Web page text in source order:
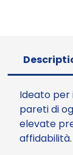
Ideato per
pareti di
elevate
affidabilità.